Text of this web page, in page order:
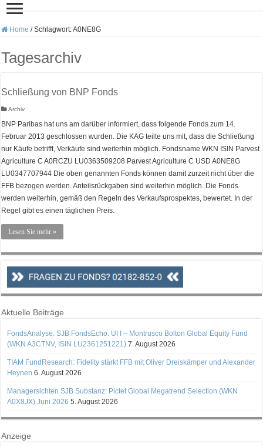
Home / Schlagwort:A0NE8G
Tagesarchiv
Schließung von BNP Fonds
Archiv
BNP Paribas hat uns am darüber informiert, dass folgende Fonds zum 14.
Februar 2013 geschlossen wurden. Die KAG teilte uns mit, dass die Schließung
nur Käufe betrifft, Verkäufe sind weiterhin möglich. Fondsname WKN ISIN Parvest
Agriculture C A0RCZU LU0363509208 Parvest Agriculture C USD A0NE8G
LU0347707944 Die oben genannten Fonds können damit zurzeit nicht über die
FFB bezogen werden. Anteilsrückgaben sind weiterhin möglich. Die Fonds
werden weiterhin, gemäß den Regeln des Verkaufsprospektes, bewertet. In der
Regel gibt es einen täglichen Preis.
Lesen Sie mehr »
Aktuelle Beiträge
FondsAnalyse: SJB FondsEcho. UI I – Montrusco Bolton Global Equity Fund
(WKN A3CTNV, ISIN LU2361251221) 7. August 2026
TIAM FundResearch: Fidelity stärkt FFB mit Oliver Dreiskämper und Alexander
Heynen 6. August 2026
Managersichten SJB Substanz: Pictet Global Megatrend Selection (WKN
A0X8JX) Juni 2026 5. August 2026
Anzeige